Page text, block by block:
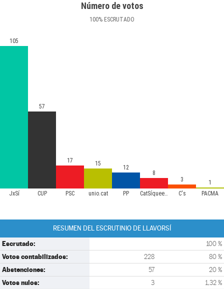
Número de votos
100% ESCRUTADO
JxSí CUP PSC unio.cat PP CatSíqueesPot C's PACMA
105
57
17 15
12
8
3
1
RESUMEN DEL ESCRUTINIO DE LLAVORSÍ
Escrutado: 100 %
Votos contabilizados: 228 80 %
Abstenciones: 57 20 %
Votos nulos: 3 1,32 %